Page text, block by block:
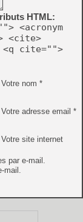
HTML:
<acronym
<cite>
<q cite="">
Votre nom *
Votre adresse email *
Votre site internet
par e-mail.
mail.